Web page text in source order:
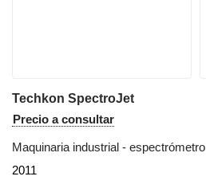
Techkon SpectroJet
Precio a consultar
Maquinaria industrial - espectrómetro
2011